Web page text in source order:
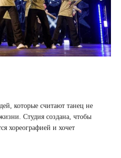
которые считают танец не
Студия создана, чтобы
хореографией и хочет